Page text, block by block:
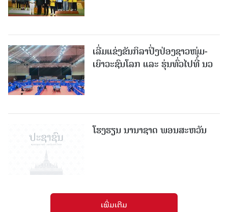
ເລີ່ມແຂ່ງຂັນກິລາປິ່ງປ່ອງຊາວໜຸ່ມ-
ເຍົາວະຊົນໂລກ ແລະ ຮຸ່ນທົ່ວໄປທີ່ ນວ
ໂຮງຮຽນ ນານາຊາດ ພອນສະຫວັນ
ເພີ່ມເຕີມ